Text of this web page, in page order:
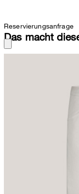
Reservierungsanfrage
Das macht
Knopf-Zip-Verschluss
komfortable Finish.